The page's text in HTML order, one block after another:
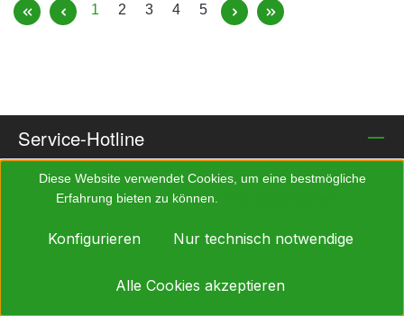
Seite
1 Seite
2 Seite
3 Seite
4 Seite
5
Service-Hotline
Shop Service
Diese Website verwendet Cookies, um eine bestmögliche
Erfahrung bieten zu können.
Nur technisch notwendige
Konfigurieren
Alle Cookies akzeptieren